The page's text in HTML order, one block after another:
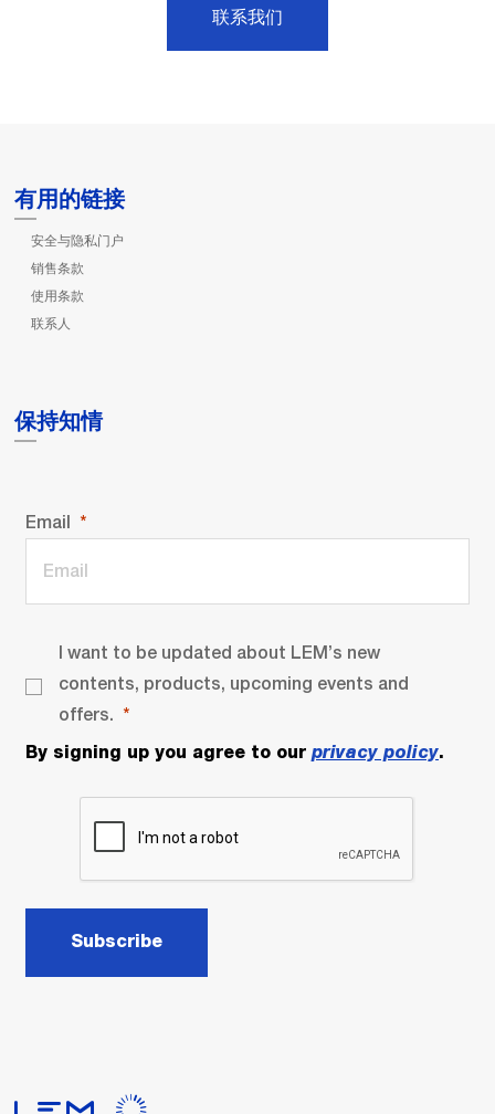
联系我们
有用的链接
安全与隐私门户
销售条款
使用条款
联系人
保持知情
Email
I want to be updated about LEM’s new
contents, products, upcoming events and
offers.
By signing up you agree to our privacy policy.
Subscribe